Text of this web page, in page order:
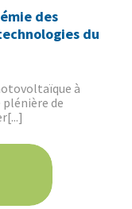
des
du
à
plénière de